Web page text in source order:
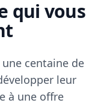
qui vous
centaine de
leur
à une offre